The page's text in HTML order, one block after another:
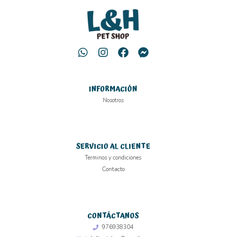
INFORMACIÓN
Nosotros
SERVICIO AL CLIENTE
Terminos y condiciones
Contacto
CONTÁCTANOS
976938304